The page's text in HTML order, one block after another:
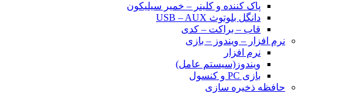
پاک کننده و کلینر – خمیر سیلیکون
دانگل بلوتوث USB – AUX
قاب – براکت – کدی
نرم افزار – ویندوز – بازی
نرم افزار
ویندوز(سیستم عامل)
بازی PC و کنسول
حافظه ذخیره سازی